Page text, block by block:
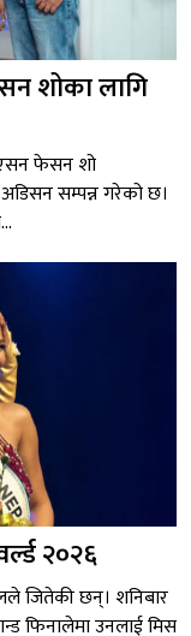
शोका लागि
फेसन शो
सम्पन्न गरेको छ।
२०२६
जितेकी छन्। शनिबार
फिनालेमा उनलाई मिस